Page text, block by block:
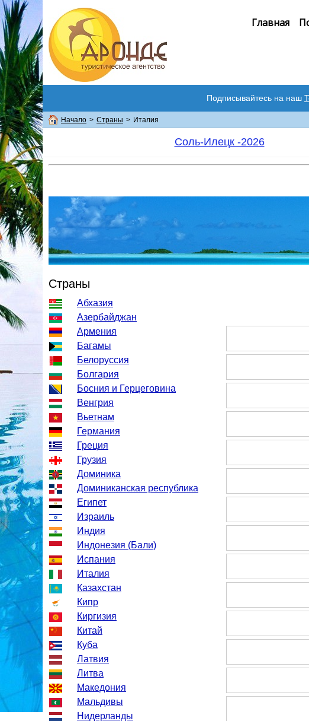
Главная
Подписывайтесь на наш
Начало > Страны > Италия
Соль-Илецк -2026
Страны
Абхазия
Азербайджан
Армения
Багамы
Белоруссия
Болгария
Босния и Герцеговина
Венгрия
Вьетнам
Германия
Греция
Грузия
Доминика
Доминиканская республика
Египет
Израиль
Индия
Индонезия (Бали)
Испания
Италия
Казахстан
Кипр
Киргизия
Китай
Куба
Латвия
Литва
Македония
Мальдивы
Нидерланды